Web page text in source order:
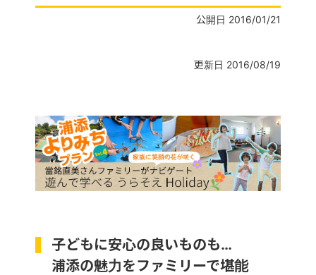
公開日 2016/01/21
更新日 2016/08/19
子どもに安心の良いものも…
浦添の魅力をファミリーで堪能